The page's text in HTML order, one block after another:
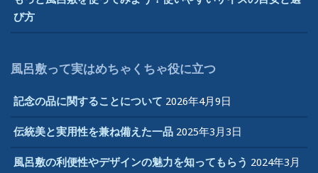
び方
風呂敷って実はめちゃくちゃ役に立つ
記念の品に関することについて 2026年4月9日
伝統美と実用性を兼ね備えた一品 2025年3月3日
風呂敷の利便性やデザインの魅力を知ってもらう 2024年3月